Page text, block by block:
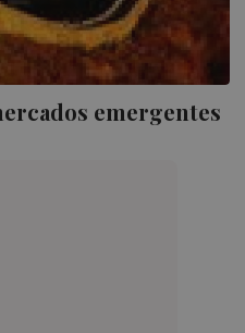
emergentes